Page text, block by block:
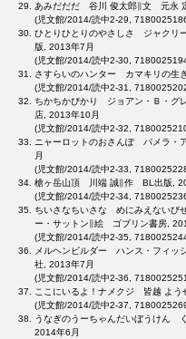
あみだだだ 谷川 俊太郎∥文 元永
(児文館/2014/読中2-29,
ひとりひとりのやさしさ ジャクリ
版, 2013年7月
(児文館/2014/読中2-30,
さすらいのハンター カマキリの
(児文館/2014/読中2-31,
ちかちかぴかり ジョアン・Ｂ・
店, 2013年10月
(児文館/2014/読中2-32,
ニャーロットのおさんぽ パメラ
月
(児文館/2014/読中2-33,
槍ヶ岳山頂 川端 誠∥作 BL出版,
(児文館/2014/読中2-34,
ちいさなちいさな めにみえない
ー・サットン∥絵 ゴブリン書房,
(児文館/2014/読中2-35,
メルヘンビルダー ハンス・フィ
社, 2013年7月
(児文館/2014/読中2-36,
ここにいるよ！ナメクジ 皆越 よ
(児文館/2014/読中2-37,
うなぎのうーちゃんだいぼうけん
2014年6月